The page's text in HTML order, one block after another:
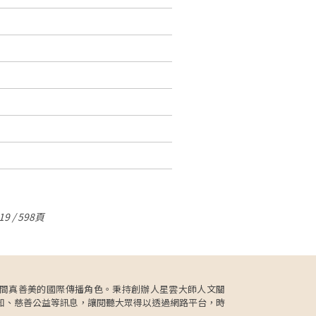
/ 598頁
真善美的國際傳播角色。秉持創辦人星雲大師人文關
慈善公益等訊息，讓閱聽大眾得以透過網路平台，時